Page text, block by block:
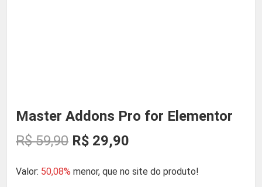
Master Addons Pro for Elementor
R$59,90 O
p
R$ 29,90
p
Valor: 50,08% menor, que no site do produto!